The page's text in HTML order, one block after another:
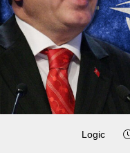
Logic